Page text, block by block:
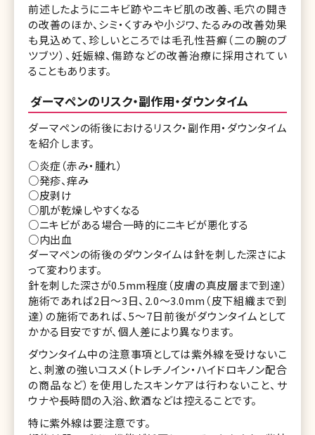
前述したようにニキビ跡やニキビ肌の改善、毛穴の開き
の改善のほか、シミ・くすみや小ジワ、たるみの改善効果
も見込めて、珍しいところでは毛孔性苔癬（二の腕のブ
ツブツ）、妊娠線、傷跡などの改善治療に採用されてい
ることもあります。
ダーマペンのリスク・副作用・ダウンタイム
ダーマペンの術後におけるリスク・副作用・ダウンタイム
を紹介します。
○炎症（赤み・腫れ）
○発疹、痒み
○皮剥け
○肌が乾燥しやすくなる
○ニキビがある場合一時的にニキビが悪化する
○内出血
ダーマペンの術後のダウンタイムは針を刺した深さによ
って変わります。
針を刺した深さが0.5mm程度（皮膚の真皮層まで到達）
施術であれば2日〜3日、2.0〜3.0mm（皮下組織まで到
達）の施術であれば、5〜7日前後がダウンタイムとして
かかる目安ですが、個人差により異なります。
ダウンタイム中の注意事項としては紫外線を受けないこ
と、刺激の強いコスメ（トレチノイン・ハイドロキノン配合
の商品など）を使用したスキンケアは行わないこと、サ
ウナや長時間の入浴、飲酒などは控えることです。
特に紫外線は要注意です。